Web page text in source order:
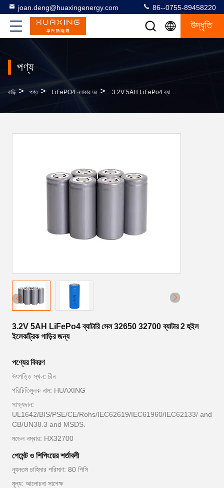
joan.deng@huaxingenergy.com 86--0755-89458220
উদ্ধৃতি
পণ্য
বাড়ি > পণ্য > LiFePO4 নলাকার ঘর > 3.2V 5AH LiFePo4 ব্যাটারি সেল 32650 32700 ব্যাটার 2 হুইল ইলেকট্রিক গাড়ির জন্য
3.2V 5AH LiFePo4 ব্যাটারি সেল 32650 32700 ব্যাটার 2 হুইল
ইলেকট্রিক গাড়ির জন্য
পণ্যের বিবরণ
উৎপত্তি স্থল: চীন
পরিচিতিমুলক নাম: HUAXING
সাক্ষ্যদান:
UL1642/BIS/PSE/CE/Rohs/IEC62619/IEC61960/IEC62133/ and
CB/UN38.3 and MSDS.
মডেল নম্বার: HX32700
পেমেন্ট ও শিপিংয়ের শর্তাবলী
ন্যূনতম চাহিদার পরিমাণ: 80 পিসি
মূল্য: আলোচনা সাপেক্ষ